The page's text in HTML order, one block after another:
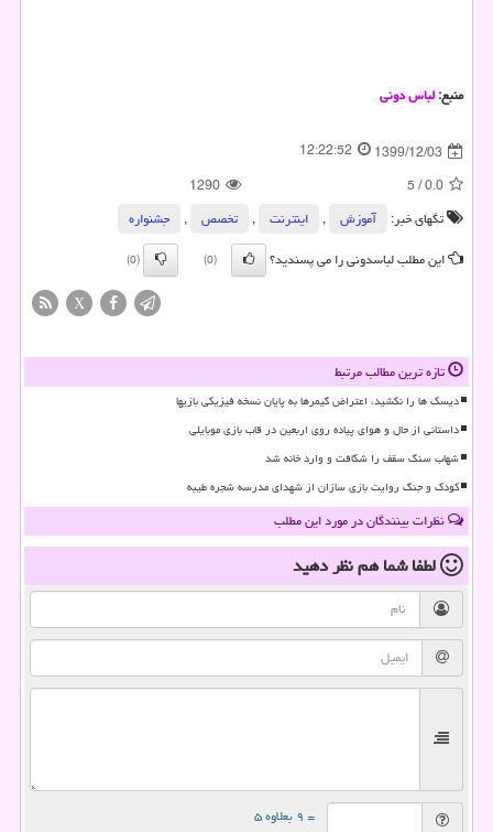
منبع:لباس دونی
1399/12/03
12:22:52
0.0
/
5
1290
تگهای خبر:
آموزش , اینترنت , تخصص ,
جشنواره
این مطلب لباسدونی را می پسندید؟
(0)
(0)
X
تازه ترین مطالب مرتبط
دیسک ها را نکشید، اعتراض گیمرها به پایان نسخه فیزیکی بازیها
داستانی از حال و هوای پیاده روی اربعین در قاب بازی موبایلی
شهاب سنگ سقف را شکافت و وارد خانه شد
کودک و جنگ روایت بازی سازان از شهدای مدرسه شجره طیبه
نظرات بینندگان در مورد این مطلب
لطفا شما همنظر دهید
= ۹ بعلاوه ۵